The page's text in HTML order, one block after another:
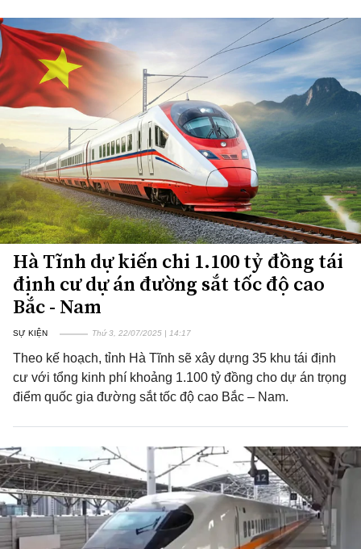
Hà Tĩnh dự kiến chi 1.100 tỷ đồng tái
định cư dự án đường sắt tốc độ cao
Bắc - Nam
SỰ KIỆN Thứ 3, 22/07/2025 | 14:17
Theo kế hoạch, tỉnh Hà Tĩnh sẽ xây dựng 35 khu tái định
cư với tổng kinh phí khoảng 1.100 tỷ đồng cho dự án trọng
điểm quốc gia đường sắt tốc độ cao Bắc – Nam.